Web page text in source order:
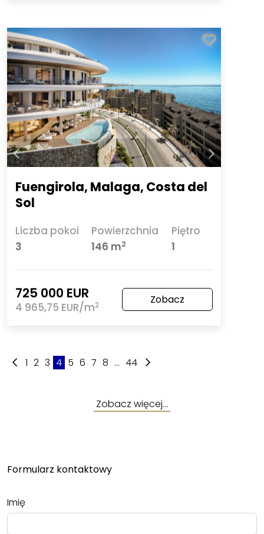
Fuengirola, Malaga, Costa del
Sol
Liczba pokoi
3
Powierzchnia
146 m2
Piętro
1
725 000 EUR
4 965,75 EUR/m2 Zobacz
1 2 3 4 5 6 7 8 ... 44
Zobacz więcej…
Formularz kontaktowy
Imię